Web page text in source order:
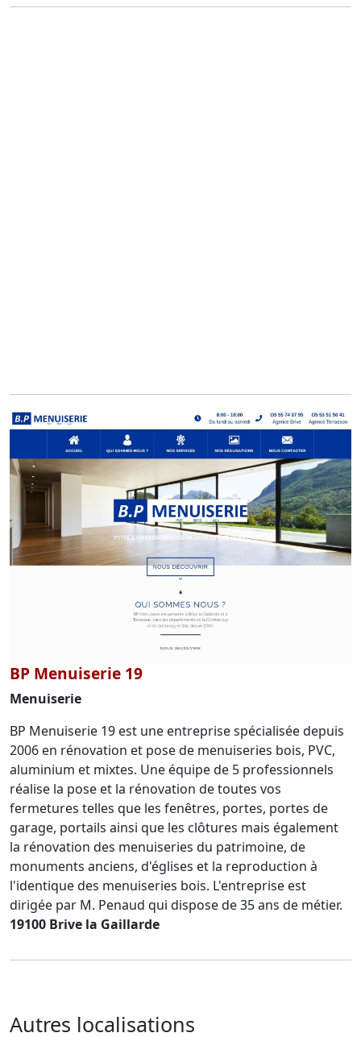
BP Menuiserie 19
Menuiserie
BP Menuiserie 19 est une entreprise spécialisée depuis
2006 en rénovation et pose de menuiseries bois, PVC,
aluminium et mixtes. Une équipe de 5 professionnels
réalise la pose et la rénovation de toutes vos
fermetures telles que les fenêtres, portes, portes de
garage, portails ainsi que les clôtures mais également
la rénovation des menuiseries du patrimoine, de
monuments anciens, d'églises et la reproduction à
l'identique des menuiseries bois. L'entreprise est
dirigée par M. Penaud qui dispose de 35 ans de métier.
19100 Brive la Gaillarde
Autres localisations